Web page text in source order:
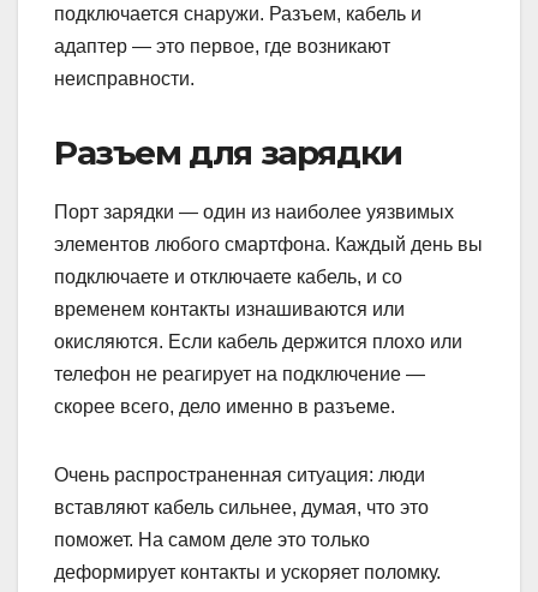
подключается снаружи. Разъем, кабель и
адаптер — это первое, где возникают
неисправности.
Разъем для зарядки
Порт зарядки — один из наиболее уязвимых
элементов любого смартфона. Каждый день вы
подключаете и отключаете кабель, и со
временем контакты изнашиваются или
окисляются. Если кабель держится плохо или
телефон не реагирует на подключение —
скорее всего, дело именно в разъеме.
Очень распространенная ситуация: люди
вставляют кабель сильнее, думая, что это
поможет. На самом деле это только
деформирует контакты и ускоряет поломку.